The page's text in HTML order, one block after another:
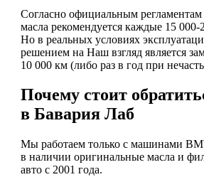
Согласно официальным регламентам
масла рекомендуется каждые 15 000-
Но в реальных условиях
решением на Наш взгляд является
10 000 км (либо раз в год при
Почему стоит
в Бавария Лаб
Мы работаем только с машинами
в наличии оригинальные масла и
авто с 2001 года.